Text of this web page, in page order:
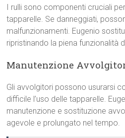
I rulli sono componenti cruciali
tapparelle. Se danneggiati,
malfunzionamenti. Eugenio
ripristinando la piena funzionalità
Manutenzione
Gli avvolgitori possono usurarsi
difficile l’uso delle tapparelle.
manutenzione e sostituzione
agevole e prolungato nel tempo.